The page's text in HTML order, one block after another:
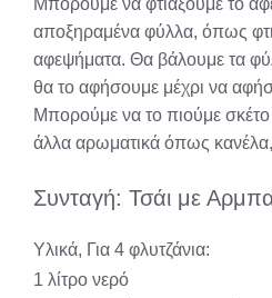
Μπορούμε να φτιάξουμε το
αποξηραμένα φύλλα, όπως
αφεψήματα. Θα βάλουμε τα
θα το αφήσουμε μέχρι να
Μπορούμε να το πιούμε
άλλα αρωματικά όπως
Συνταγή: Τσάι με
Υλικά, Για 4 φλυτζάνια:
1 λίτρο νερό